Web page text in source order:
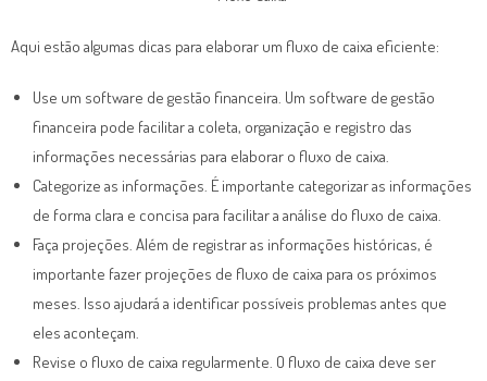
Aqui estão algumas dicas para elaborar um fluxo de caixa eficiente:
Use um software de gestão financeira. Um software de gestão
financeira pode facilitar a coleta, organização e registro das
informações necessárias para elaborar o fluxo de caixa.
Categorize as informações. É importante categorizar as informações
de forma clara e concisa para facilitar a análise do fluxo de caixa.
Faça projeções. Além de registrar as informações históricas, é
importante fazer projeções de fluxo de caixa para os próximos
meses. Isso ajudará a identificar possíveis problemas antes que
eles aconteçam.
Revise o fluxo de caixa regularmente. O fluxo de caixa deve ser